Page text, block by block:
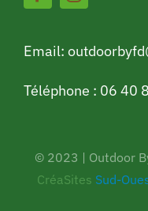
Email:
Téléphone : 06 40
© 2023 | Outdoor
CréaSites Sud-